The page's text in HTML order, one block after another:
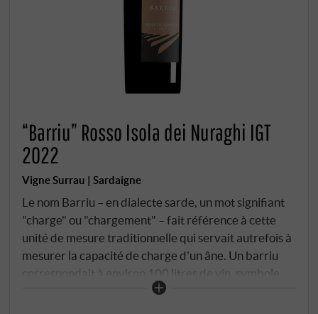
“Barriu” Rosso Isola dei Nuraghi IGT
2022
Vigne Surrau | Sardaigne
Le nom Barriu – en dialecte sarde, un mot signifiant
"charge" ou "chargement" – fait référence à cette
unité de mesure traditionnelle qui servait autrefois à
mesurer la capacité de charge d'un âne. Un barriu
correspondait à environ 100 litres de vin, symbole
d'un monde paysan dans lequel chaque charge avait